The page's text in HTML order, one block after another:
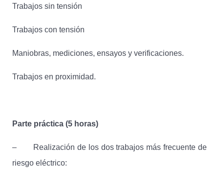
Trabajos sin tensión
Trabajos con tensión
Maniobras, mediciones, ensayos y verificaciones.
Trabajos en proximidad.
Parte práctica (5 horas)
– Realización de los dos trabajos más frecuente de
riesgo eléctrico: